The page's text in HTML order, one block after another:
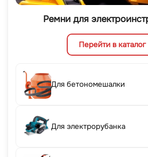
Ремни для
Перейти в каталог
Для бетономешалки
Для электрорубанка